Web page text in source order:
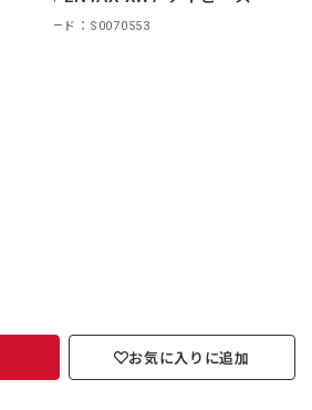
商品コード：S0070553
お気に入りに追加